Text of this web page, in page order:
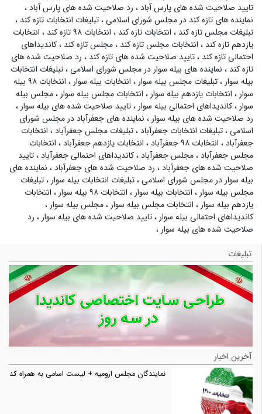
تایید صلاحیت شده های پارس آباد، رد صلاحیت شده های پارس آباد،
نماینده های تازه کند در مجلس شورای اسلامی،تبلیغات انتخابات تازه کند ،
تبلیغات مجلس تازه کند ، انتخابات تازه کند ، انتخابات ۹۸ تازه کند ، انتخابات
یازدهم تازه کند ، انتخابات مجلس تازه کند ،مجلس تازه کند ،کاندیداهای
احتمالی تازه کند ،تایید صلاحیت شده های تازه کند ، رد صلاحیت شده های
تازه کند ، نماینده های بیله سوار در مجلس شورای اسلامی،تبلیغات انتخابات
بیله سوار ،تبلیغات مجلس بیله سوار ، انتخابات بیله سوار ،
انتخابات ۹۸ بیله
سوار ، انتخابات یازدهم بیله سوار ، انتخابات مجلس بیله سوار ،مجلس بیله
سوار ،کاندیداهای احتمالی بیله سوار ،تایید صلاحیت شده های بیله سوار ،
رد صلاحیت شده های بیله سوار ، نماینده های جعفرآباد در مجلس شورای
اسلامی،تبلیغات انتخابات جعفرآباد،تبلیغات مجلس جعفرآباد، انتخابات
جعفرآباد، انتخابات ۹۸ جعفرآباد ، انتخابات یازدهم جعفرآباد، انتخابات
مجلس جعفرآباد،مجلس جعفرآباد،کاندیداهای احتمالی جعفرآباد،تایید
صلاحیت شده های جعفرآباد، رد صلاحیت شده های جعفرآباد، نماینده های
بیله سوار در مجلس شورای اسلامی،تبلیغات انتخابات بیله سوار ،تبلیغات
مجلس بیله سوار ، انتخابات بیله سوار ، انتخابات ۹۸ بیله سوار ، انتخابات
یازدهم بیله سوار ، انتخابات مجلس بیله سوار ،مجلس بیله سوار ،
کاندیداهای احتمالی بیله سوار ،تایید صلاحیت شده های بیله سوار ، رد
صلاحیت شده های بیله سوار ،
تبلیغات
آخرین اخبار
نمایندگان مجلس ارومیه + لیست اسامی به همراه کد